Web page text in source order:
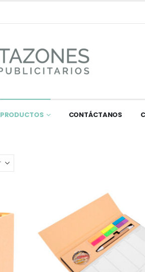
PRODUCTOS CONTÁCTANOS